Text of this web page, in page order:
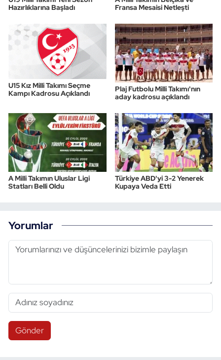
Hazırlıklarına Başladı
Fransa Mesaisi Netleşti
U15 Kız Milli Takımı Seçme
Kampı Kadrosu Açıklandı
Plaj Futbolu Milli Takımı'nın
aday kadrosu açıklandı
A Milli Takımın Uluslar Ligi
Statları Belli Oldu
Türkiye ABD'yi 3-2 Yenerek
Kupaya Veda Etti
Yorumlar
Gönder